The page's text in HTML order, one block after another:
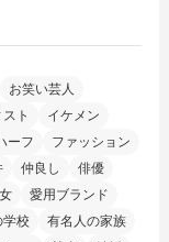
お笑い芸人
ト
イケメン
ーフ
ファッション
仲良し
俳優
愛用ブランド
学校
有名人の家族